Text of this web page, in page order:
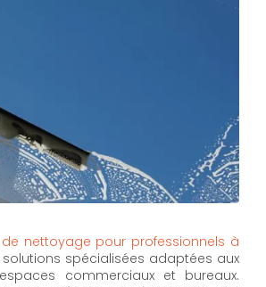
nettoyage pour professionnels à
spécialisées adaptées aux
commerciaux et bureaux.